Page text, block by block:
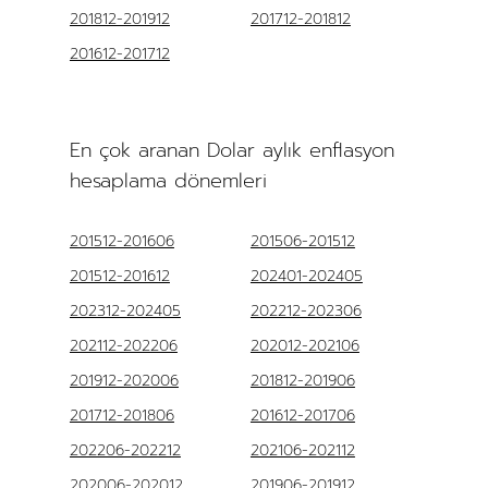
201812-201912
201712-201812
201612-201712
En çok aranan Dolar aylık enflasyon
hesaplama dönemleri
201512-201606
201506-201512
201512-201612
202401-202405
202312-202405
202212-202306
202112-202206
202012-202106
201912-202006
201812-201906
201712-201806
201612-201706
202206-202212
202106-202112